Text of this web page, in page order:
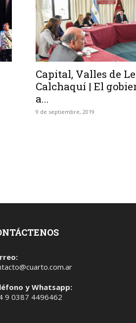
Capital, Valles de
Calchaquí | El
a...
9 de septiembre, 2019
y Whatsapp:
9 0387 4496462